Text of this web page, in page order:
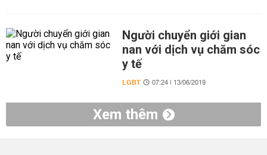
Người chuyển giới gian
nan với dịch vụ chăm sóc
y tế
LGBT 07:24 | 13/06/2019
Xem thêm